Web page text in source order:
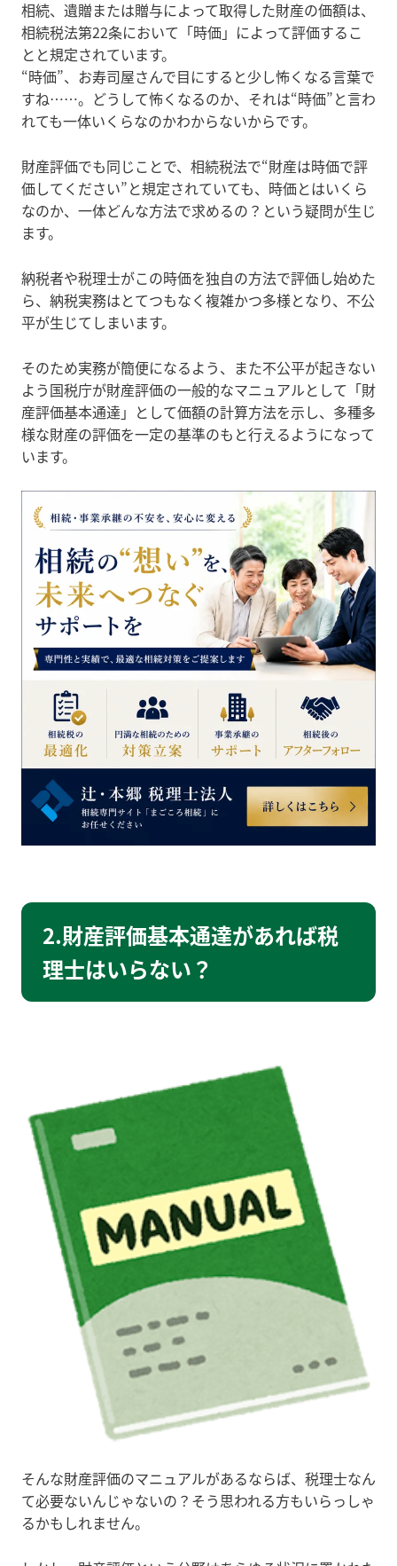
相続、遺贈または贈与によって取得した財産の価額は、
相続税法第22条において「時価」によって評価するこ
とと規定されています。
“時価”、お寿司屋さんで目にすると少し怖くなる言葉で
すね……。どうして怖くなるのか、それは“時価”と言わ
れても一体いくらなのかわからないからです。
財産評価でも同じことで、相続税法で“財産は時価で評
価してください”と規定されていても、時価とはいくら
なのか、一体どんな方法で求めるの？という疑問が生じ
ます。
納税者や税理士がこの時価を独自の方法で評価し始めた
ら、納税実務はとてつもなく複雑かつ多様となり、不公
平が生じてしまいます。
そのため実務が簡便になるよう、また不公平が起きない
よう国税庁が財産評価の一般的なマニュアルとして「財
産評価基本通達」として価額の計算方法を示し、多種多
様な財産の評価を一定の基準のもと行えるようになって
います。
2.財産評価基本通達があれば税
理士はいらない？
そんな財産評価のマニュアルがあるならば、税理士なん
て必要ないんじゃないの？そう思われる方もいらっしゃ
るかもしれません。